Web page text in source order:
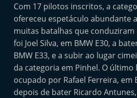
Com 17 pilotos inscritos, a
ofereceu espetáculo abundante
muitas batalhas que conduziram
foi Joel Silva, em BMW E30, a
BMW E33, e a subir ao lugar
da categoria em Pinhel. O
ocupado por Rafael Ferreira, em
depois de bater Ricardo